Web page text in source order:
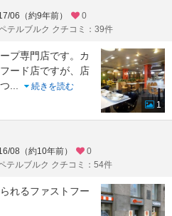
06（約9年前）
0
テルブルク クチコミ：39件
プ専門店です。カ
ード店ですが、店
...
続きを読む
1
08（約10年前）
0
テルブルク クチコミ：54件
れるファストフー